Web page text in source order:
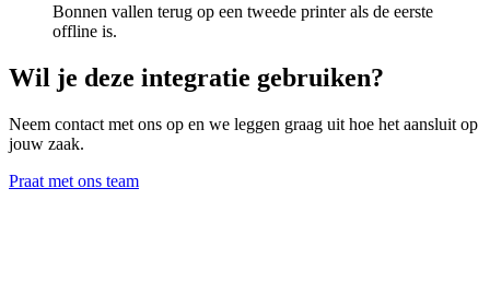
Bonnen vallen terug op een tweede printer als de eerste
offline is.
Wil je deze integratie gebruiken?
Neem contact met ons op en we leggen graag uit hoe het aansluit op
jouw zaak.
Praat met ons team